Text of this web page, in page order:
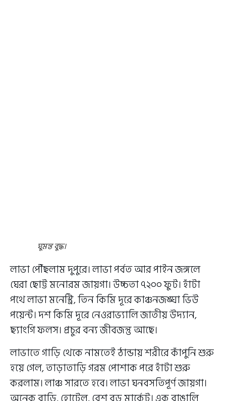
ঘুমন্ত বুদ্ধ।
লাভা পৌঁছলাম দুপুরে। লাভা পর্বত আর পাইন জঙ্গলে
ঘেরা ছোট্ট মনোরম জায়গা। উচ্চতা ৭২০০ ফুট। হাঁটা
পথে লাভা মনেস্ট্রি, তিন কিমি দূরে কাঞ্চনজঙ্ঘা ভিউ
পয়েন্ট। দশ কিমি দূরে নেওরাভ্যালি জাতীয় উদ্যান,
ছ্যাংগি ফলস। প্রচুর বন্য জীবজন্তু আছে।
লাভাতে গাড়ি থেকে নামতেই ঠান্ডায় শরীরে কাঁপুনি শুরু
হয়ে গেল, তাড়াতাড়ি গরম পোশাক পরে হাঁটা শুরু
করলাম। লাঞ্চ সারতে হবে। লাভা ঘনবসতিপূর্ণ জায়গা।